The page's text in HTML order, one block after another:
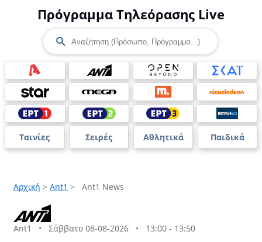
Πρόγραμμα Τηλεόρασης Live
Ταινίες Σειρές Αθλητικά Παιδικά
Αρχική > Ant1 > Ant1 News
Ant1 • Σάββατο 08-08-2026 • 13:00 - 13:50